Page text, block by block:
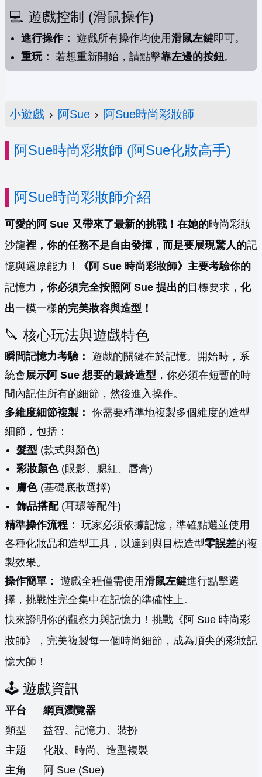
💻 遊戲控制 (滑鼠操作)
進行操作： 遊戲所有操作均使用滑鼠左鍵即可。
重玩： 若想重新開始，請點擊靠左邊的按鈕。
小遊戲 › 阿Sue › 阿Sue時尚彩妝師
阿Sue時尚彩妝師 (阿Sue化妝高手)
阿Sue時尚彩妝師介紹
可愛的阿 Sue 又帶來了最新的挑戰！在她的時尚彩妝
沙龍裡，你的任務不是自由發揮，而是要展現驚人的記
憶與還原能力 ！《阿 Sue 時尚彩妝師》主要考驗你的
記憶力 ，你必須完全按照阿 Sue 提出的目標要求 ，化
出一模一樣的完美妝容與造型！
🔪 核心玩法與遊戲特色
瞬間記憶力考驗： 遊戲的關鍵在於記憶。開始時，系
統會展示阿 Sue 想要的最終造型 ，你必須在短暫的時
間內記住所有的細節，然後進入操作。
多維度細節複製： 你需要精準地複製多個維度的造型
細節，包括：
髮型 (款式與顏色)
彩妝顏色(眼影、腮紅、唇膏)
膚色(基礎底妝選擇)
飾品搭配(耳環等配件)
精準操作流程： 玩家必須依據記憶，準確點選並使用
各種化妝品和造型工具，以達到與目標造型零誤差的複
製效果。
操作簡單： 遊戲全程僅需使用滑鼠左鍵進行點擊選
擇，挑戰性完全集中在記憶的準確性上。
快來證明你的觀察力與記憶力！挑戰《阿 Sue 時尚彩
妝師》，完美複製每一個時尚細節，成為頂尖的彩妝記
憶大師！
🕹️ 遊戲資訊
平台
網頁瀏覽器
類型
益智、記憶力、裝扮
主題
化妝、時尚、造型複製
主角
阿 Sue (Sue)